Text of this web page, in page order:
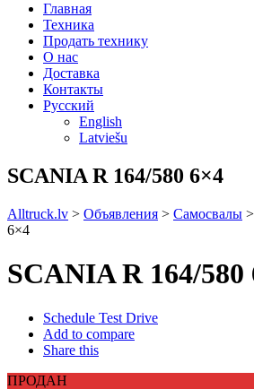
Главная
Техника
Продать технику
О нас
Доставка
Контакты
Русский
English
Latviešu
SCANIA R 164/580 6×4
Alltruck.lv > Объявления > Самосвалы >
6×4
SCANIA R 164/580
Schedule Test Drive
Add to compare
Share this
ПРОДАН